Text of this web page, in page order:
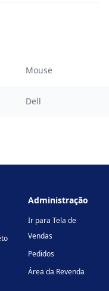
Mouse
Dell
Administração
Ir para Tela de
Vendas
Pedidos
Área da Revenda